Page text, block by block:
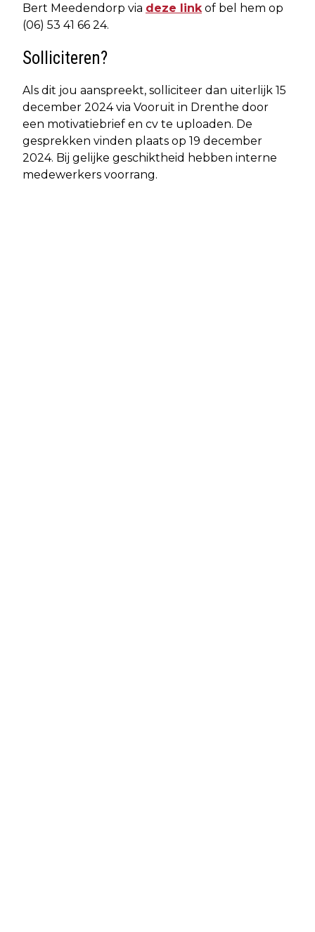
Bert Meedendorp via deze link of bel hem op
(06) 53 41 66 24.
Solliciteren?
Als dit jou aanspreekt, solliciteer dan uiterlijk 15
december 2024 via Vooruit in Drenthe door
een motivatiebrief en cv te uploaden. De
gesprekken vinden plaats op 19 december
2024. Bij gelijke geschiktheid hebben interne
medewerkers voorrang.